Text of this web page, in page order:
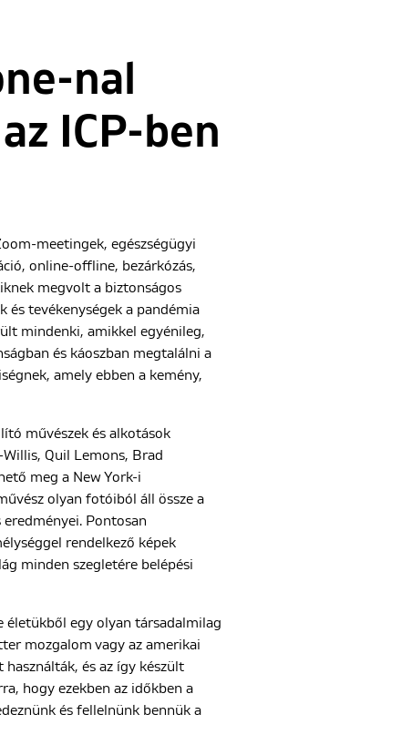
nal
ICP-ben
meetingek, egészségügyi
online-offline, bezárkózás,
megvolt a biztonságos
tevékenységek a pandémia
mindenki, amikkel egyénileg,
és káoszban megtalálni a
amely ebben a kemény,
művészek és alkotások
Quil Lemons, Brad
meg a New York-i
olyan fotóiból áll össze a
Pontosan
rendelkező képek
minden szegletére belépési
egy olyan társadalmilag
mozgalom vagy az amerikai
használták, és az így készült
hogy ezekben az időkben a
és fellelnünk bennük a